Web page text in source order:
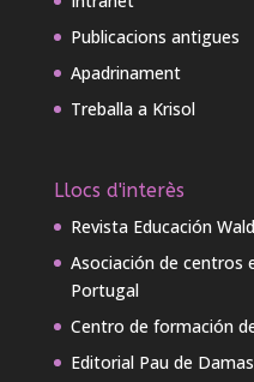
Publicacions antigues
Apadrinament
Treballa a Krisol
Llocs d'interès
Revista Educación
Asociación de centros
Portugal
Centro de formación
Editorial Pau de